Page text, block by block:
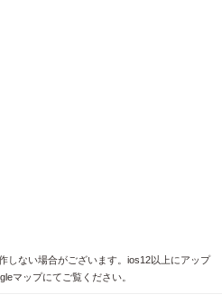
しない場合がございます。ios12以上にアップ
マップにてご覧ください。